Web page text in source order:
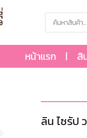
หน้าแรก สิ
ลิน ไซรัป